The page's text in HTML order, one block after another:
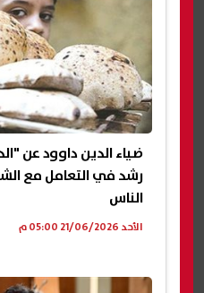
ضياء الدين داوود عن
رشد في التعامل مع
الناس
الأحد 21/06/2026 05:00 م